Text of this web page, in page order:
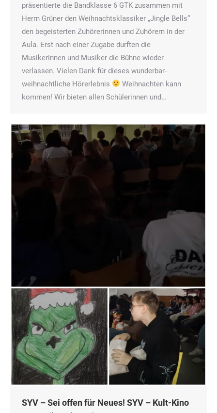
präsentierte die Bandklasse 6 GTK zusammen mit
Herrn Grüner den Weihnachtsklassiker „Jingle Bells“
den begeisterten Zuhörerinnen und Zuhörern in der
Aula. Erst nach einer Zugabe durften die
Musikerinnen und Musiker die Bühne wieder
verlassen. Vielen Dank für dieses wunderbar-
weihnachtliche Hörerlebnis
Weihnachten kann
kommen! Wir bieten allen Schülerinnen und…
SYV – Sei offen für Neues! SYV – Kult-Kino